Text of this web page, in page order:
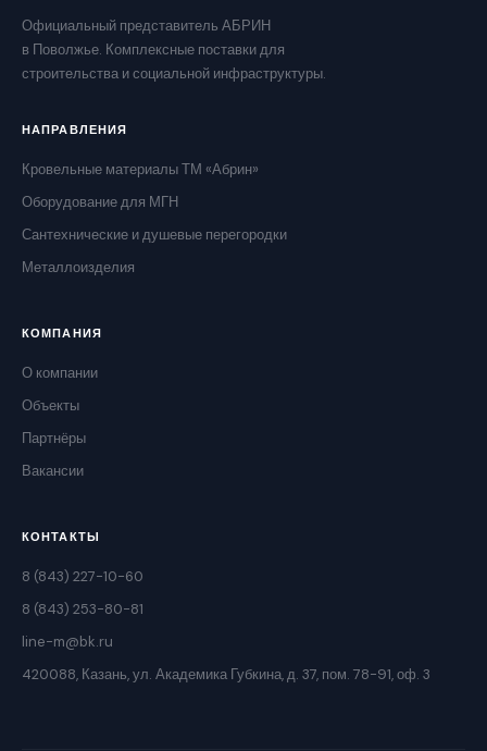
Официальный представитель АБРИН
в Поволжье. Комплексные поставки для
строительства и социальной инфраструктуры.
НАПРАВЛЕНИЯ
Кровельные материалы ТМ «Абрин»
Оборудование для МГН
Сантехнические и душевые перегородки
Металлоизделия
КОМПАНИЯ
О компании
Объекты
Партнёры
Вакансии
КОНТАКТЫ
8 (843) 227-10-60
8 (843) 253-80-81
line-m@bk.ru
420088, Казань, ул. Академика Губкина, д. 37, пом. 78-91, оф. 3